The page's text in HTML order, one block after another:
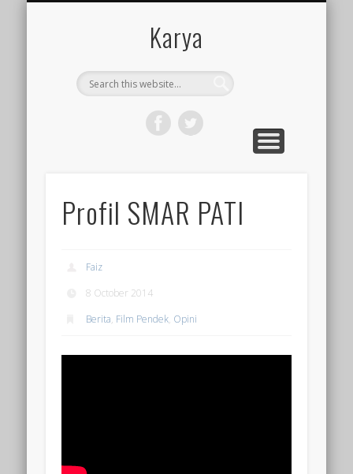
Karya
Profil SMAR PATI
Faiz
8 October 2014
Berita, Film Pendek, Opini